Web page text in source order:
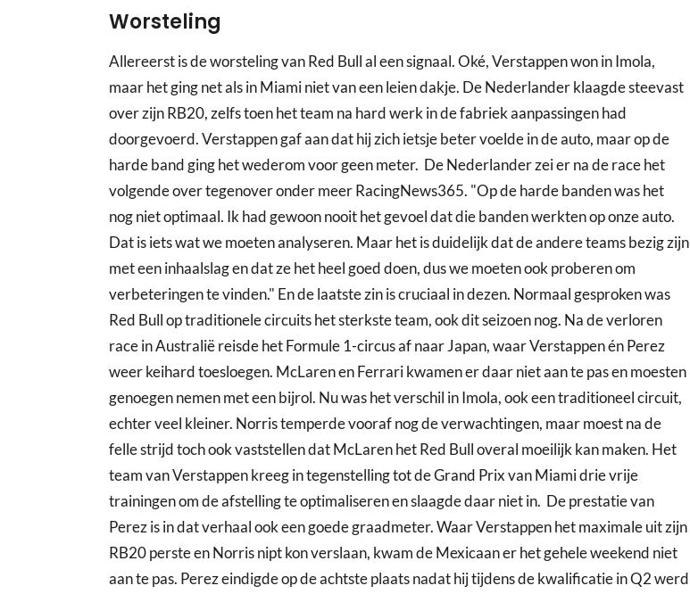
Worsteling
Allereerst is de worsteling van Red Bull al een signaal. Oké, Verstappen won in Imola,
maar het ging net als in Miami niet van een leien dakje. De Nederlander klaagde steevast
over zijn RB20, zelfs toen het team na hard werk in de fabriek aanpassingen had
doorgevoerd. Verstappen gaf aan dat hij zich ietsje beter voelde in de auto, maar op de
harde band ging het wederom voor geen meter. De Nederlander zei er na de race het
volgende over tegenover onder meer RacingNews365. "Op de harde banden was het
nog niet optimaal. Ik had gewoon nooit het gevoel dat die banden werkten op onze auto.
Dat is iets wat we moeten analyseren. Maar het is duidelijk dat de andere teams bezig zijn
met een inhaalslag en dat ze het heel goed doen, dus we moeten ook proberen om
verbeteringen te vinden." En de laatste zin is cruciaal in dezen. Normaal gesproken was
Red Bull op traditionele circuits het sterkste team, ook dit seizoen nog. Na de verloren
race in Australië reisde het Formule 1-circus af naar Japan, waar Verstappen én Perez
weer keihard toesloegen. McLaren en Ferrari kwamen er daar niet aan te pas en moesten
genoegen nemen met een bijrol. Nu was het verschil in Imola, ook een traditioneel circuit,
echter veel kleiner. Norris temperde vooraf nog de verwachtingen, maar moest na de
felle strijd toch ook vaststellen dat McLaren het Red Bull overal moeilijk kan maken. Het
team van Verstappen kreeg in tegenstelling tot de Grand Prix van Miami drie vrije
trainingen om de afstelling te optimaliseren en slaagde daar niet in. De prestatie van
Perez is in dat verhaal ook een goede graadmeter. Waar Verstappen het maximale uit zijn
RB20 perste en Norris nipt kon verslaan, kwam de Mexicaan er het gehele weekend niet
aan te pas. Perez eindigde op de achtste plaats nadat hij tijdens de kwalificatie in Q2 werd